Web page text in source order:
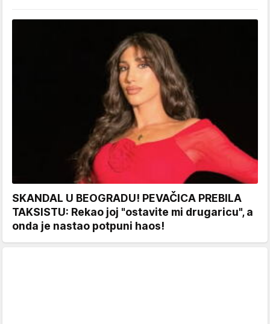
SKANDAL U BEOGRADU! PEVAČICA PREBILA
TAKSISTU: Rekao joj "ostavite mi drugaricu", a
onda je nastao potpuni haos!